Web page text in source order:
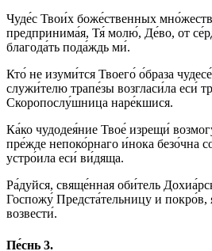
Чуде́с Твои́х боже́ственных
предпринима́я, Тя́ молю́, Де́во, от
благода́ть пода́ждь ми́.
Кто́ не изуми́тся Твоего́ о́браза
служи́телю трапе́зы возгласи́ла еси́
Скоропослу́шница наре́кшися.
Ка́ко чудодея́ние Твое́ изрещи́
пре́жде непоко́рнаго и́нока безо́чна
устро́ила еси́ ви́дяща.
Ра́дуйся, свяще́нная оби́тель
Госпожу́ Предста́тельницу и
возвести́.
Пе́снь 3.